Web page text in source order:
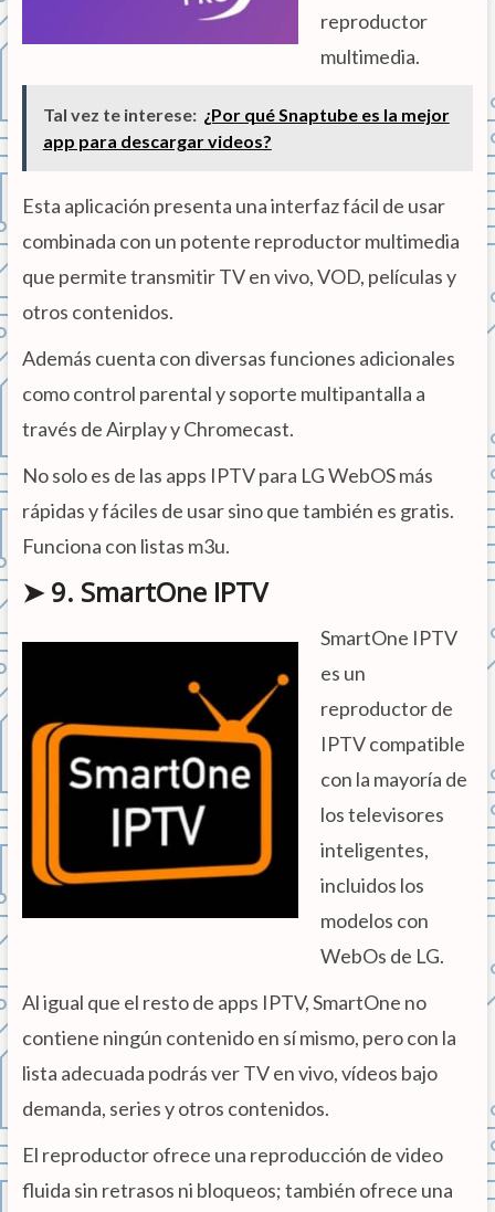
reproductor
multimedia.
Tal vez te interese: ¿Por qué Snaptube es la mejor
app para descargar videos?
Esta aplicación presenta una interfaz fácil de usar
combinada con un potente reproductor multimedia
que permite transmitir TV en vivo, VOD, películas y
otros contenidos.
Además cuenta con diversas funciones adicionales
como control parental y soporte multipantalla a
través de Airplay y Chromecast.
No solo es de las apps IPTV para LG WebOS más
rápidas y fáciles de usar sino que también es gratis.
Funciona con listas m3u.
➤ 9. SmartOne IPTV
SmartOne IPTV
es un
reproductor de
IPTV compatible
con la mayoría de
los televisores
inteligentes,
incluidos los
modelos con
WebOs de LG.
Al igual que el resto de apps IPTV, SmartOne no
contiene ningún contenido en sí mismo, pero con la
lista adecuada podrás ver TV en vivo, vídeos bajo
demanda, series y otros contenidos.
El reproductor ofrece una reproducción de video
fluida sin retrasos ni bloqueos; también ofrece una